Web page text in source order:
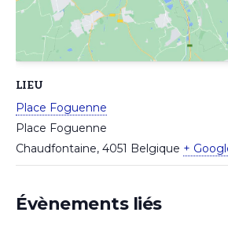
LIEU
Place Foguenne
Place Foguenne
Chaudfontaine, 4051 Belgique +
Évènements liés